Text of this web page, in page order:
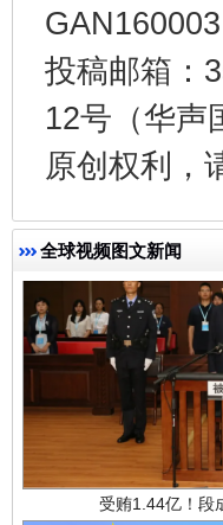
投稿邮箱：
12号（华声
原创权利，
全球视频图文新闻
揭开“小金库”
受贿1.44亿！